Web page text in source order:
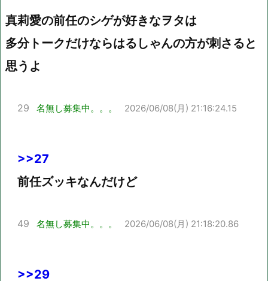
真莉愛の前任のシゲが好きなヲタは
多分トークだけならはるしゃんの方が刺さると
思うよ
29 名無し募集中。。。 2026/06/08(月) 21:16:24.15
>>27
前任ズッキなんだけど
49 名無し募集中。。。 2026/06/08(月) 21:18:20.86
>>29